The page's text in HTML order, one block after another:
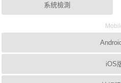
系統檢測
iOS